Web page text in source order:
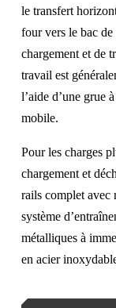
le transfert
four vers le bac de
chargement et de
travail est
l’aide d’une grue
mobile.
Pour les charges
chargement et
rails complet avec
système
métalliques à
en acier